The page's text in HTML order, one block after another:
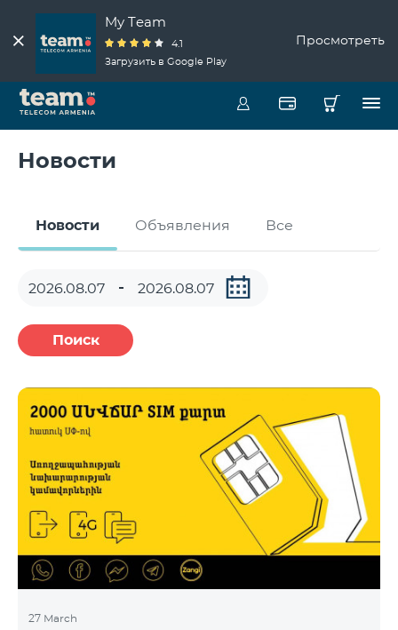
My Team
4.1
Загрузить в Google Play
Просмотреть
Новости
Новости Объявления Все
Поиск
27 March